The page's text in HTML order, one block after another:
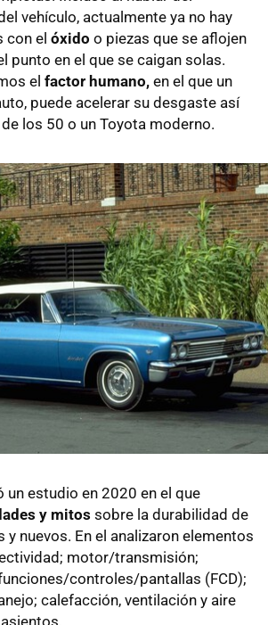
vehículo, actualmente ya no hay
el óxido o piezas que se aflojen
punto en el que se caigan solas.
el factor humano, en el que un
puede acelerar su desgaste así
los 50 o un Toyota moderno.
un estudio en 2020 en el que
y mitos sobre la durabilidad de
nuevos. En el analizaron elementos
motor/transmisión;
controles/pantallas (FCD);
calefacción, ventilación y aire